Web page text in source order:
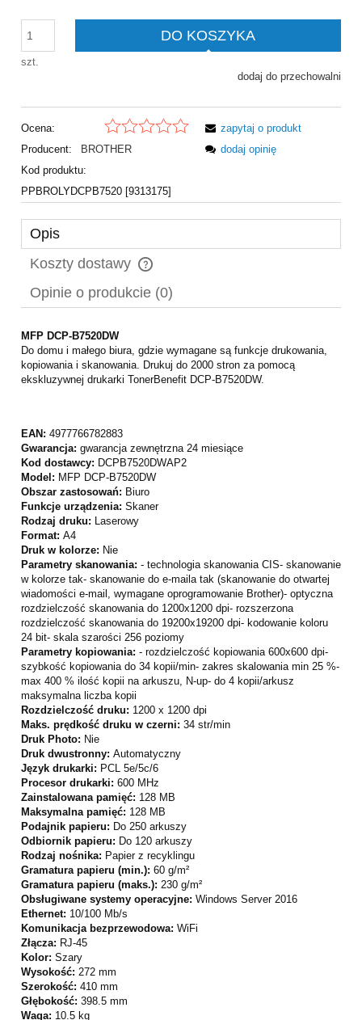
szt.
DO KOSZYKA
dodaj do przechowalni
Ocena:
Producent:
BROTHER
Kod produktu:
PPBROLYDCPB7520 [9313175]
zapytaj o produkt
dodaj opinię
Opis
Koszty dostawy
Cena nie zawiera ewentualnych kosztów płatności
Opinie o produkcie (0)
MFP DCP-B7520DW
Do domu i małego biura, gdzie wymagane są funkcje drukowania,
kopiowania i skanowania. Drukuj do 2000 stron za pomocą
ekskluzywnej drukarki TonerBenefit DCP-B7520DW.
EAN: 4977766782883
Gwarancja: gwarancja zewnętrzna 24 miesiące
Kod dostawcy: DCPB7520DWAP2
Model: MFP DCP-B7520DW
Obszar zastosowań: Biuro
Funkcje urządzenia: Skaner
Rodzaj druku:
Laserowy
Format: A4
Druk w kolorze: Nie
Parametry skanowania: - technologia skanowania CIS- skanowanie
w kolorze tak- skanowanie do e-maila tak (skanowanie do otwartej
wiadomości e-mail, wymagane oprogramowanie Brother)- optyczna
rozdzielczość skanowania do 1200x1200 dpi- rozszerzona
rozdzielczość skanowania do 19200x19200 dpi- kodowanie koloru
24 bit- skala szarości 256 poziomy
Parametry kopiowania: - rozdzielczość kopiowania 600x600 dpi-
szybkość kopiowania do 34 kopii/min- zakres skalowania min 25 %-
max 400 % ilość kopii na arkuszu, N-up- do 4 kopii/arkusz
maksymalna liczba kopii
Rozdzielczość druku: 1200 x 1200 dpi
Maks. prędkość druku w czerni: 34 str/min
Druk Photo: Nie
Druk dwustronny: Automatyczny
Język drukarki: PCL 5e/5c/6
Procesor drukarki: 600 MHz
Zainstalowana pamięć: 128 MB
Maksymalna pamięć: 128 MB
Podajnik papieru: Do 250 arkuszy
Odbiornik papieru: Do 120 arkuszy
Rodzaj nośnika: Papier z recyklingu
Gramatura papieru (min.): 60 g/m²
Gramatura papieru (maks.): 230 g/m²
Obsługiwane systemy operacyjne: Windows Server 2016
Ethernet: 10/100 Mb/s
Komunikacja bezprzewodowa: WiFi
Złącza: RJ-45
Kolor: Szary
Wysokość: 272 mm
Szerokość: 410 mm
Głębokość: 398.5 mm
Waga: 10.5 kg